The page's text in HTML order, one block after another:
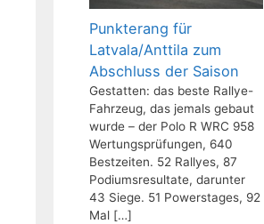
Punkterang für
Latvala/Anttila zum
Abschluss der Saison
Gestatten: das beste Rallye-
Fahrzeug, das jemals gebaut
wurde – der Polo R WRC 958
Wertungsprüfungen, 640
Bestzeiten. 52 Rallyes, 87
Podiumsresultate, darunter
43 Siege. 51 Powerstages, 92
Mal […]